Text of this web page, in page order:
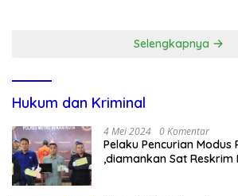
Selengkapnya
Hukum dan Kriminal
4 Mei 2024 0 Komentar
Pelaku Pencurian Modus
,diamankan Sat Reskrim